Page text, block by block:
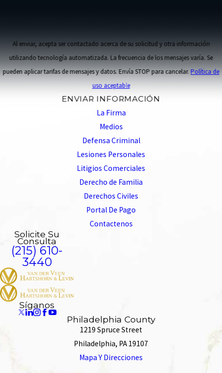
Al enviar, acepta ser contactado acerca de su solicitud y otra información
utilizando tecnología automatizada. La frecuencia de los mensajes varía. Se
pueden aplicar tarifas de mensajes y datos. Envía STOP para cancelar.Política de
uso aceptable
ENVIAR INFORMACIÓN
La Firma
Medios
Defensa Criminal
Lesiones Personales
Litigios Comerciales
Derecho de Familia
Derechos Civiles
Portal De Pago
Contactenos
Solicite Su
Consulta
(215) 610-
3440
Síganos
Philadelphia County
1219 Spruce Street
Philadelphia, PA 19107
Mapa Y Direcciones